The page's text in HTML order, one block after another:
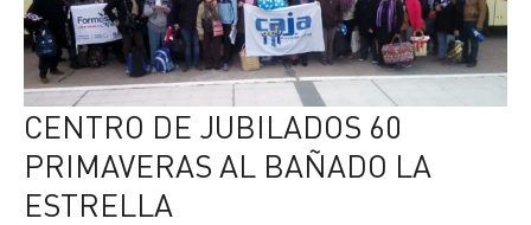
CENTRO DE JUBILADOS 60
PRIMAVERAS AL BAÑADO LA
ESTRELLA